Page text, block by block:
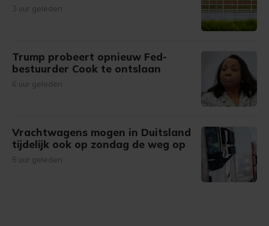
3 uur geleden
Trump probeert opnieuw Fed-
bestuurder Cook te ontslaan
6 uur geleden
Vrachtwagens mogen in Duitsland
tijdelijk ook op zondag de weg op
6 uur geleden